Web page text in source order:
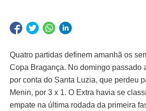
Quatro partidas definem amanhã os
Copa Bragança. No domingo passado
por conta do Santa Luzia, que perdeu
Menin, por 3 x 1. O Extra havia se
empate na última rodada da primeira